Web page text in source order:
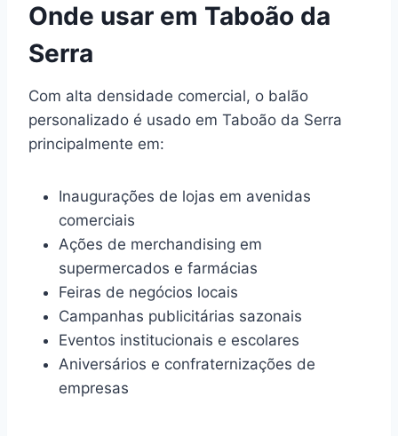
Onde usar em Taboão da
Serra
Com alta densidade comercial, o balão
personalizado é usado em Taboão da Serra
principalmente em:
Inaugurações de lojas em avenidas
comerciais
Ações de merchandising em
supermercados e farmácias
Feiras de negócios locais
Campanhas publicitárias sazonais
Eventos institucionais e escolares
Aniversários e confraternizações de
empresas